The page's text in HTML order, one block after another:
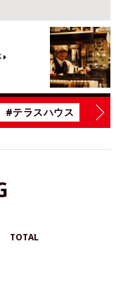
#テラスハウス #
TOTAL